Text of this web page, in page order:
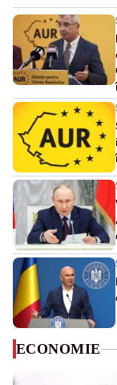
ECONOMIE